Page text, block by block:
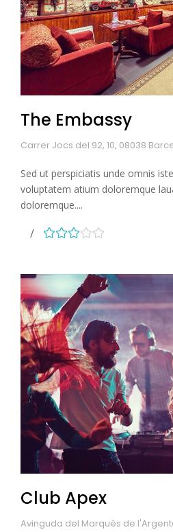
The Embassy
Carrer Jocs del 92, 10, 08038
Sed ut perspiciatis unde omnis
voluptatem atium doloremque
doloremque....
Club Apex
Avinguda del Marquès de